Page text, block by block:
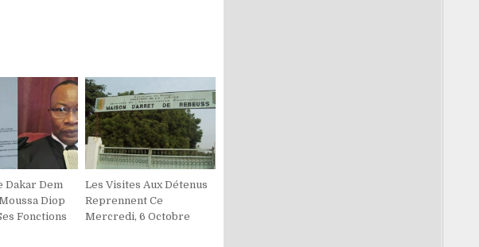
Dakar Dem
Diop
Fonctions
Les Visites Aux Détenus
Reprennent Ce
Mercredi, 6 Octobre